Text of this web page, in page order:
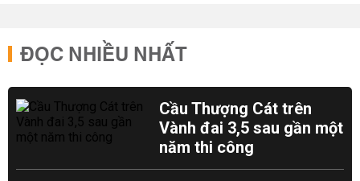
ĐỌC NHIỀU NHẤT
Cầu Thượng Cát trên
Vành đai 3,5 sau gần một
năm thi công